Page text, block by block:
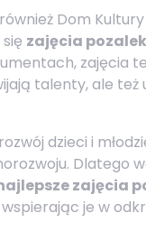
Dom Kultury
zajęcia
zajęcia
talenty, ale też
dzieci i
Dlatego
zajęcia
je w